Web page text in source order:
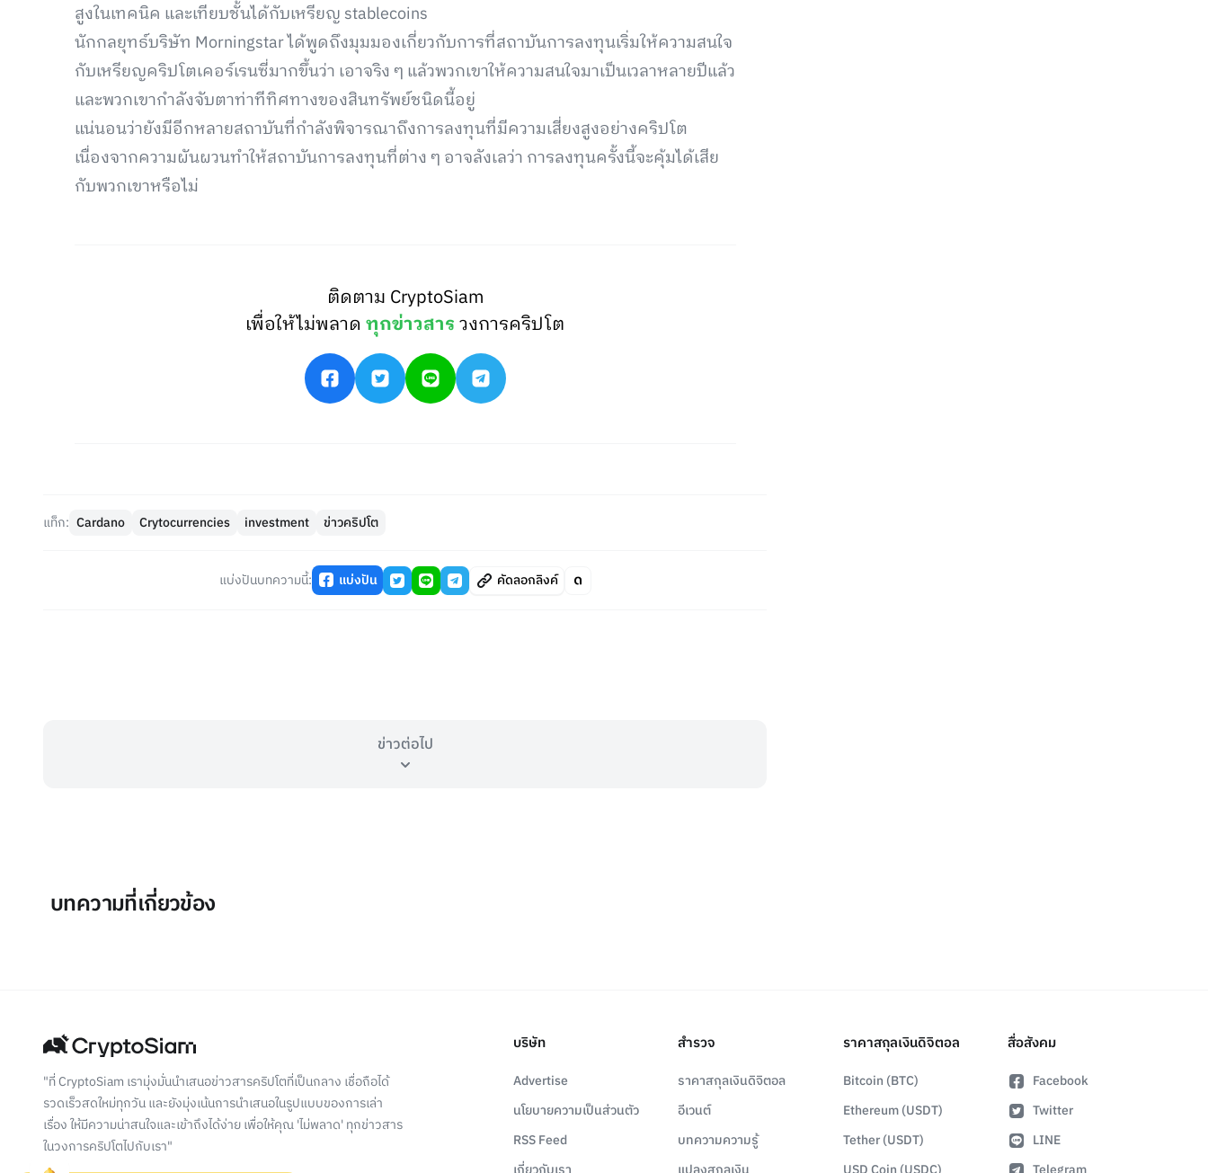
สูงในเทคนิค และเทียบชั้นได้กับเหรียญ stablecoins
นักกลยุทธ์บริษัท Morningstar ได้พูดถึงมุมมองเกี่ยวกับการที่สถาบันการลงทุนเริ่มให้ความสนใจ
กับเหรียญคริปโตเคอร์เรนซี่มากขึ้นว่า เอาจริง ๆ แล้วพวกเขาให้ความสนใจมาเป็นเวลาหลายปีแล้ว
และพวกเขากำลังจับตาท่าทีทิศทางของสินทรัพย์ชนิดนี้อยู่
แน่นอนว่ายังมีอีกหลายสถาบันที่กำลังพิจารณาถึงการลงทุนที่มีความเสี่ยงสูงอย่างคริปโต
เนื่องจากความผันผวนทำให้สถาบันการลงทุนที่ต่าง ๆ อาจลังเลว่า การลงทุนครั้งนี้จะคุ้มได้เสีย
กับพวกเขาหรือไม่
ติดตาม CryptoSiam
เพื่อให้ไม่พลาดทุกข่าวสารวงการคริปโต
แท็ก: Cardano Crytocurrencies investment ข่าวคริปโต
แบ่งปันบทความนี้: แบ่งปัน คัดลอกลิงค์
ข่าวต่อไป
บทความที่เกี่ยวข้อง
"ที่ CryptoSiam เรามุ่งมั่นนำเสนอข่าวสารคริปโตที่เป็นกลาง เชื่อถือได้
รวดเร็วสดใหม่ทุกวัน และยังมุ่งเน้นการนำเสนอในรูปแบบของการเล่า
เรื่อง ให้มีความน่าสนใจและเข้าถึงได้ง่าย เพื่อให้คุณ 'ไม่พลาด' ทุกข่าวสาร
ในวงการคริปโตไปกับเรา"
บริษัท
Advertise
นโยบายความเป็นส่วนตัว
RSS Feed
สำรวจ
ราคาสกุลเงินดิจิตอล
อีเวนต์
บทความความรู้
ราคาสกุลเงินดิจิตอล
Bitcoin (BTC)
Ethereum (USDT)
Tether (USDT)
สื่อสังคม
Facebook
Twitter
LINE